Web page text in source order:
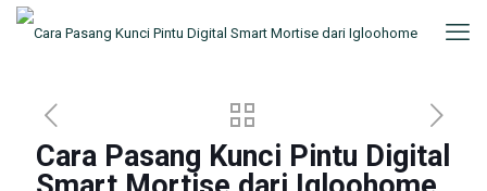
Cara Pasang Kunci Pintu Digital